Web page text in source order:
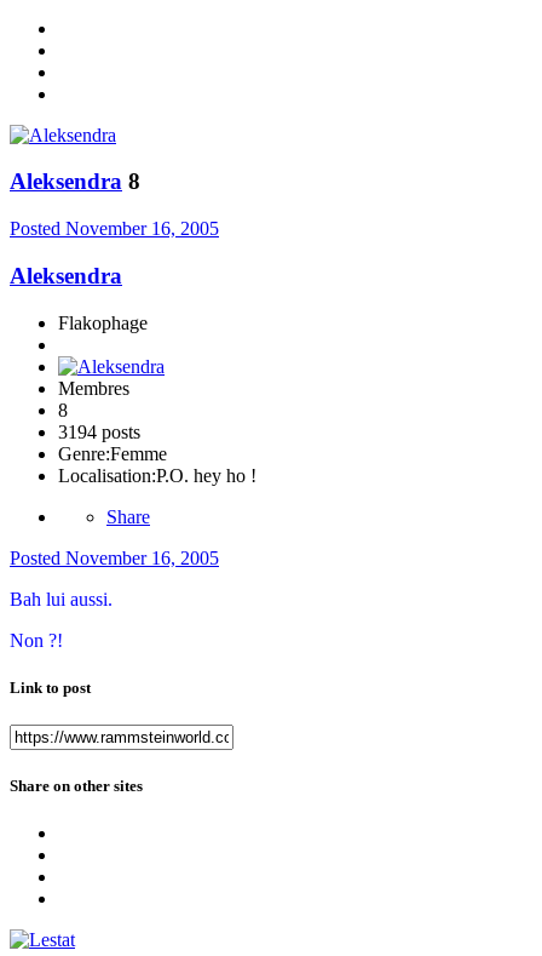
Aleksendra 8
Posted November 16, 2005
Aleksendra
Flakophage
Membres
8
3194 posts
Genre:Femme
Localisation:P.O. hey ho !
Share
Posted November 16, 2005
Bah lui aussi.
Non ?!
Link to post
Share on other sites